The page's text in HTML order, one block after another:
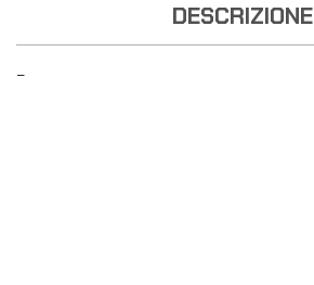
DESCRIZIONE
—